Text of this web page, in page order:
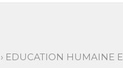
› EDUCATION HUMAINE